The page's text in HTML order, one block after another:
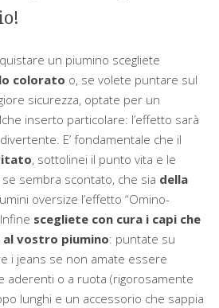
un piumino scegliete
colorato o, se volete puntare sul
sicurezza, optate per un
inserto particolare: l’effetto sarà
E’ fondamentale che il
, sottolinei il punto vita e le
sembra scontato, che sia della
oversize l’effetto “Omino-
scegliete con cura i capi che
vostro piumino: puntate su
i jeans se non amate essere
aderenti o a ruota (rigorosamente
lunghi e un accessorio che sappia